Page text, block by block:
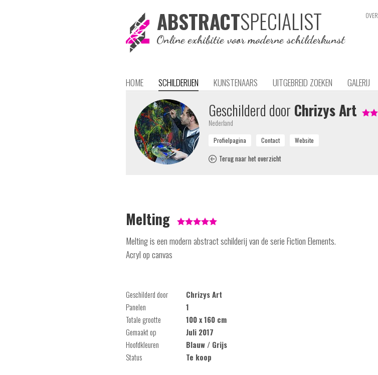
ABSTRACTSPECIALIST
Online exhibitie voor moderne schilderkunst
OVER
HOME SCHILDERIJEN KUNSTENAARS UITGEBREID ZOEKEN GALERIJ
Geschilderd door Chrizys Art
Nederland
Terug naar het overzicht
Melting
Melting is een modern abstract schilderij van de serie Fiction Elements.
Acryl op canvas
Geschilderd door
Chrizys Art
Panelen
1
Totale grootte
100 x 160 cm
Gemaakt op
Juli 2017
Hoofdkleuren
Blauw / Grijs
Status
Te koop